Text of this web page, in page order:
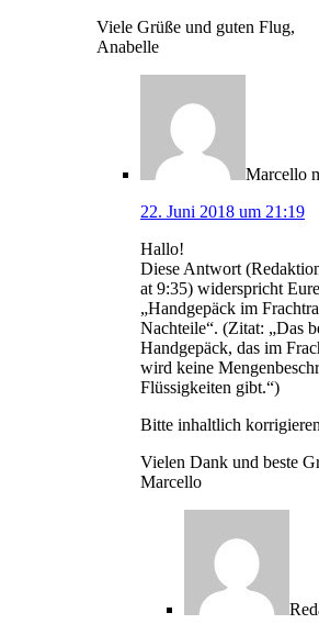
Viele Grüße und guten Flug,
Anabelle
Marcello
22. Juni 2018 um 21:19
Hallo!
Diese Antwort
at 9:35) widerspricht
„Handgepäck im
Nachteile“. (Zitat: „Das
Handgepäck, das im
wird keine
Flüssigkeiten gibt.“)
Bitte inhaltlich
Vielen Dank und beste
Marcello